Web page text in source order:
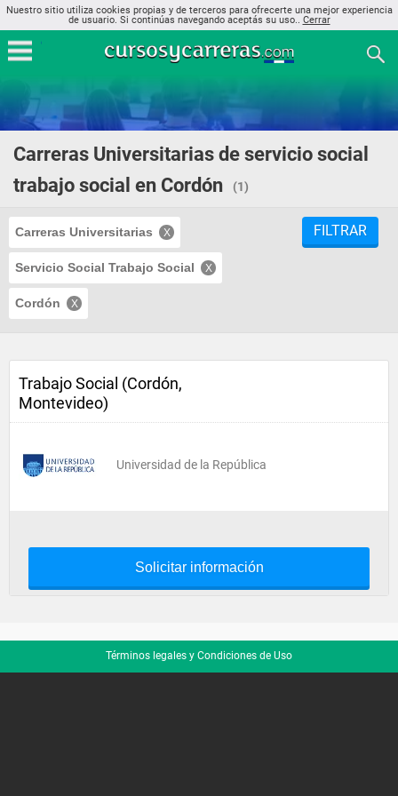
Nuestro sitio utiliza cookies propias y de terceros para ofrecerte una mejor experiencia
de usuario. Si continúas navegando aceptás su uso.. Cerrar
Carreras Universitarias de servicio social
trabajo social en Cordón
(1)
Carreras Universitarias
Servicio Social Trabajo Social
Cordón
FILTRAR
Trabajo Social (Cordón,
Montevideo)
Universidad de la República
Solicitar información
Términos legales y Condiciones de Uso